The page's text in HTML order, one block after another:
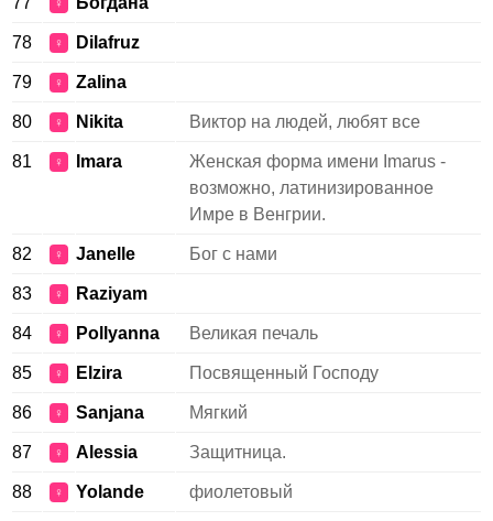
♀
78 ♀ Dilafruz
79 ♀ Zalina
80 ♀ Nikita Виктор на людей, любят все
81 ♀ Imara
Женская форма имени Imarus -
возможно, латинизированное
Имре в Венгрии.
82 ♀ Janelle Бог с нами
83 ♀ Raziyam
84 ♀ Pollyanna Великая печаль
85 ♀ Elzira Посвященный Господу
86 ♀ Sanjana Мягкий
87 ♀ Alessia Защитница.
88 ♀ Yolande фиолетовый